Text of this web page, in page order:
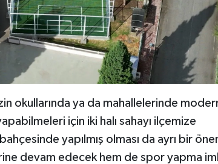
okullarında ya da mahallelerinde
için iki halı sahayı ilçemize
bahçesinde yapılmış olması da ayrı bir
devam edecek hem de spor yapma